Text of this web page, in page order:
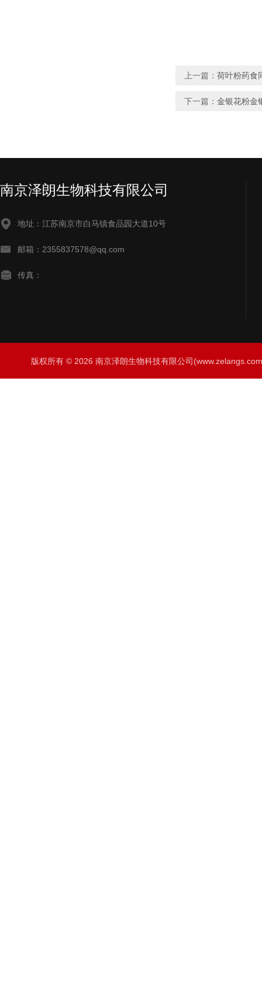
上一篇： 荷叶粉药食
下一篇： 金银花粉金
南京泽朗生物科技有限公司
地址：江苏南京市白马镇食品园大道10号
邮箱：2355837578@qq.com
传真：
版权所有 © 2026 南京泽朗生物科技有限公司